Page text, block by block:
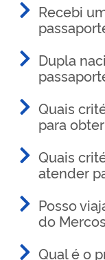
Recebi
Dupla
Quais
para
Quais
atender
Posso
do
Qual é o